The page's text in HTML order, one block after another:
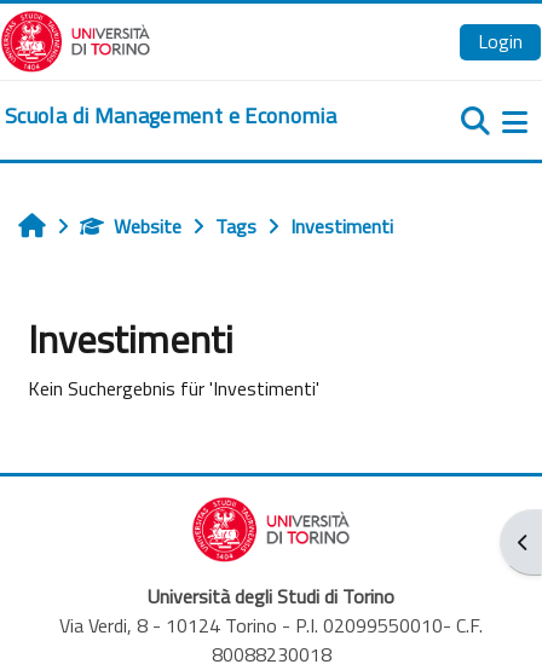
Zum Hauptinhalt
Login
Scuola di Management e Economia
Startseite
Website Tags Investimenti
Investimenti
Kein Suchergebnis für 'Investimenti'
Università degli Studi di Torino
Via Verdi, 8 - 10124 Torino - P.I. 02099550010- C.F.
80088230018